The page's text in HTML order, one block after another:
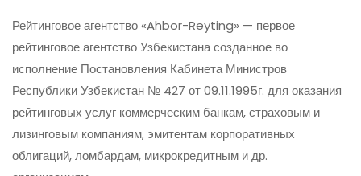
Рейтинговое агентство «Ahbor-Reyting» — первое
рейтинговое агентство Узбекистана созданное во
исполнение Постановления Кабинета Министров
Республики Узбекистан № 427 от 09.11.1995г. для оказания
рейтинговых услуг коммерческим банкам, страховым и
лизинговым компаниям, эмитентам корпоративных
облигаций, ломбардам, микрокредитным и др.